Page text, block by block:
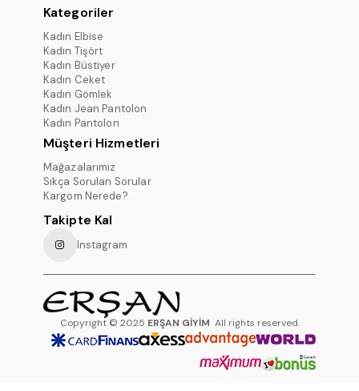
Kategoriler
Kadın Elbise
Kadın Tişört
Kadın Büstiyer
Kadın Ceket
Kadın Gömlek
Kadın Jean Pantolon
Kadın Pantolon
Müşteri Hizmetleri
Mağazalarımız
Sıkça Sorulan Sorular
Kargom Nerede?
Takipte Kal
Instagram
Copyright © 2025 ERŞAN GİYİM All rights reserved.